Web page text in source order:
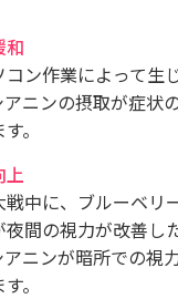
和
ン作業によって生
ニンの摂取が症状
。
上
中に、ブルーベリ
夜間の視力が改善し
アニンが暗所での視
。